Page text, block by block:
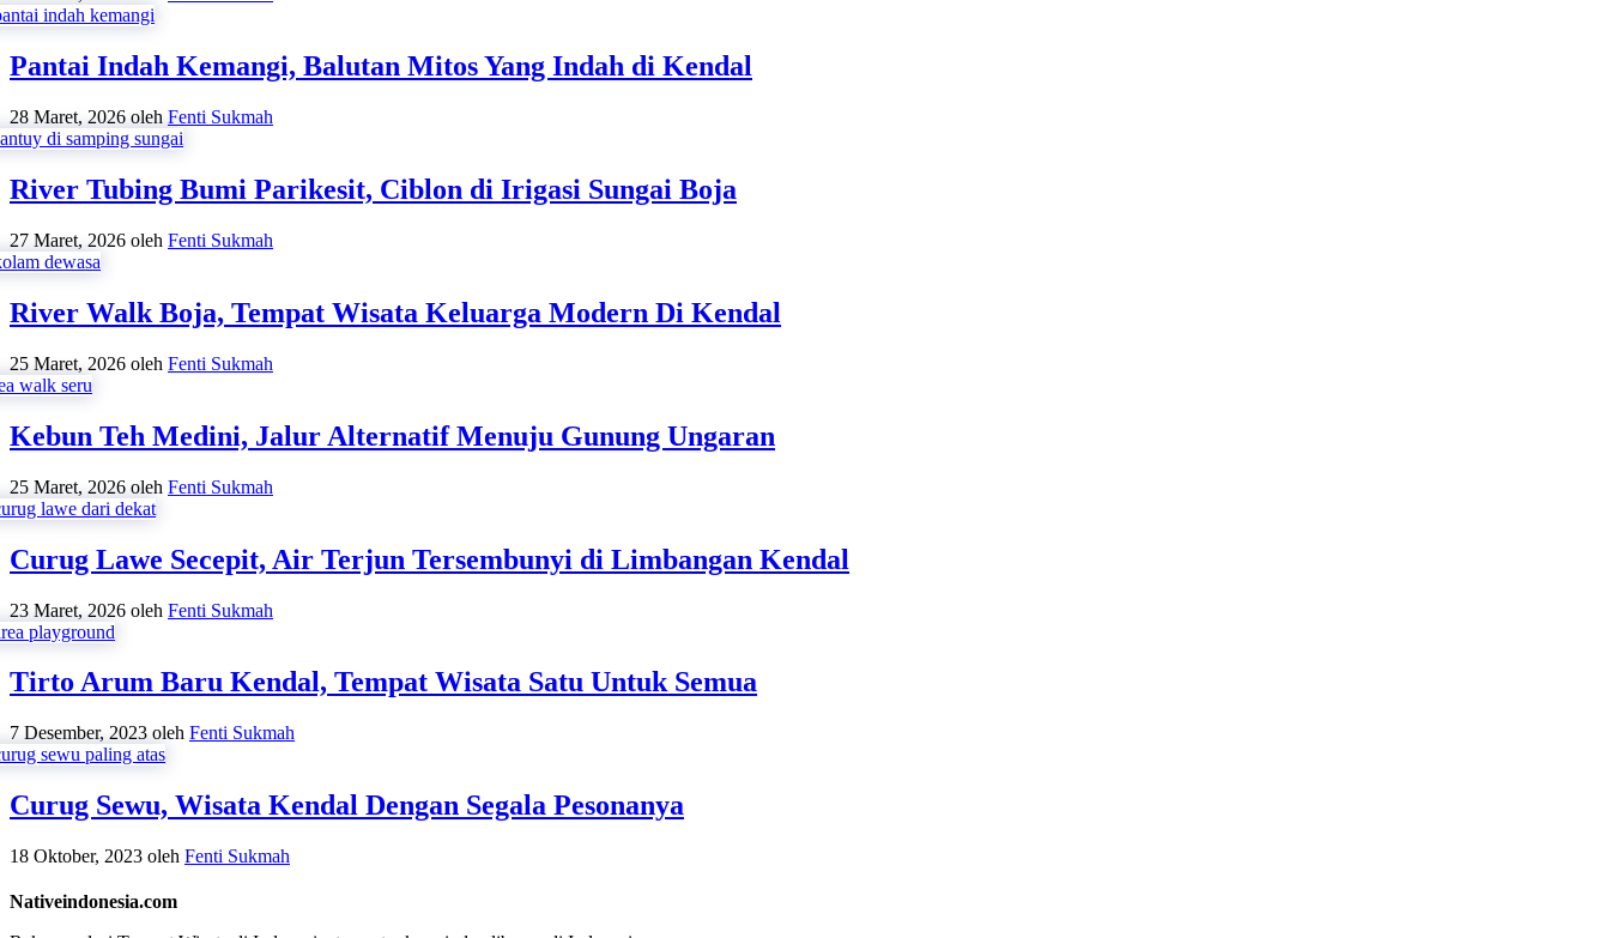
Pantai Indah Kemangi, Balutan Mitos Yang Indah di Kendal
28 Maret, 2026 oleh Fenti Sukmah
River Tubing Bumi Parikesit, Ciblon di Irigasi Sungai Boja
27 Maret, 2026 oleh Fenti Sukmah
River Walk Boja, Tempat Wisata Keluarga Modern Di Kendal
25 Maret, 2026 oleh Fenti Sukmah
Kebun Teh Medini, Jalur Alternatif Menuju Gunung Ungaran
25 Maret, 2026 oleh Fenti Sukmah
Curug Lawe Secepit, Air Terjun Tersembunyi di Limbangan Kendal
23 Maret, 2026 oleh Fenti Sukmah
Tirto Arum Baru Kendal, Tempat Wisata Satu Untuk Semua
7 Desember, 2023 oleh Fenti Sukmah
Curug Sewu, Wisata Kendal Dengan Segala Pesonanya
18 Oktober, 2023 oleh Fenti Sukmah
Nativeindonesia.com